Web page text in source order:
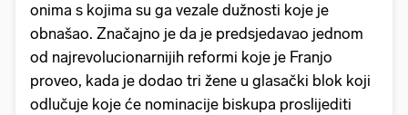
onima s kojima su ga vezale dužnosti koje je
obnašao. Značajno je da je predsjedavao jednom
od najrevolucionarnijih reformi koje je Franjo
proveo, kada je dodao tri žene u glasački blok koji
odlučuje koje će nominacije biskupa proslijediti